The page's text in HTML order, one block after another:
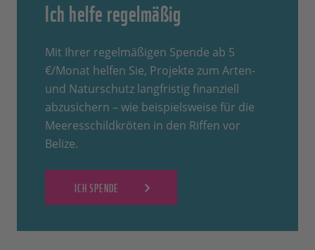
Ich helfe regelmäßig
Mit Ihrer regelmäßigen Spende ab 5
€/Monat helfen Sie, Projekte zum Arten-
und Naturschutz langfristig finanziell
abzusichern – wie beispielsweise für die
Meeresschildkröten in den Riffen vor
Belize.
ICH SPENDE